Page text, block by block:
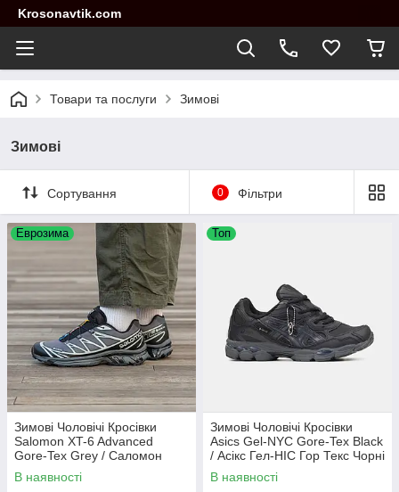
Krosonavtik.com
Товари та послуги Зимові
Зимові
Сортування 0 Фільтри
Еврозима
Зимові Чоловічі Кросівки
Salomon XT-6 Advanced
Gore-Tex Grey / Саломон
ХТ-6 Адванст Гор Текс Сірі з
Чорним
В наявності
Топ
Зимові Чоловічі Кросівки
Asics Gel-NYC Gore-Tex Black
/ Асікс Гел-НІС Гор Текс Чорні
В наявності